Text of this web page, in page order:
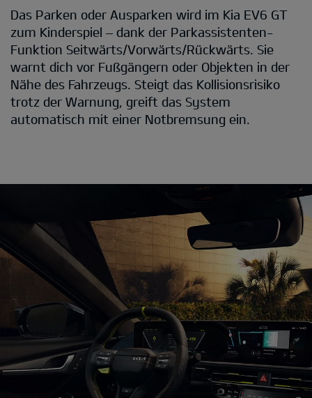
Das Parken oder Ausparken wird im Kia EV6 GT
zum Kinderspiel – dank der Parkassistenten-
Funktion Seitwärts/Vorwärts/Rückwärts. Sie
warnt dich vor Fußgängern oder Objekten in der
Nähe des Fahrzeugs. Steigt das Kollisionsrisiko
trotz der Warnung, greift das System
automatisch mit einer Notbremsung ein.